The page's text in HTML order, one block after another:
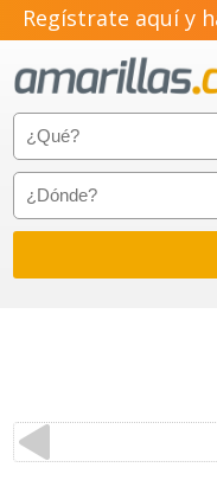
Regístrate aquí y